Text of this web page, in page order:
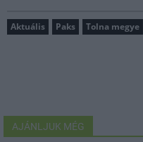
Aktuális Paks Tolna megye
AJÁNLJUK MÉG